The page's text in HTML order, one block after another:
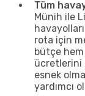
Tüm
Münih ile
rota için
bütçe hem
ücretlerini
esnek
yardımcı